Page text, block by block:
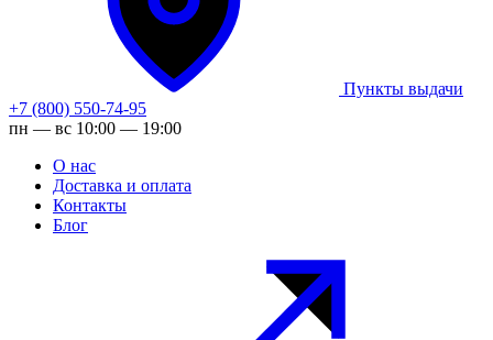
Пункты выдачи
+7 (800) 550-74-95
пн — вс 10:00 — 19:00
О нас
Доставка и оплата
Контакты
Блог